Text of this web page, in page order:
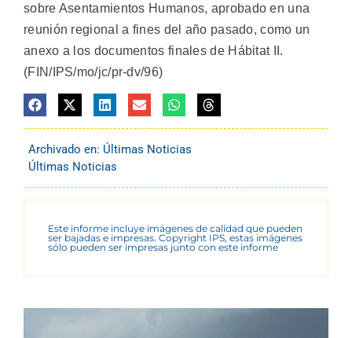
sobre Asentamientos Humanos, aprobado en una
reunión regional a fines del año pasado, como un
anexo a los documentos finales de Hábitat II.
(FIN/IPS/mo/jc/pr-dv/96)
Archivado en: Últimas Noticias
Últimas Noticias
Este informe incluye imágenes de calidad que pueden
ser bajadas e impresas. Copyright IPS, estas imágenes
sólo pueden ser impresas junto con este informe